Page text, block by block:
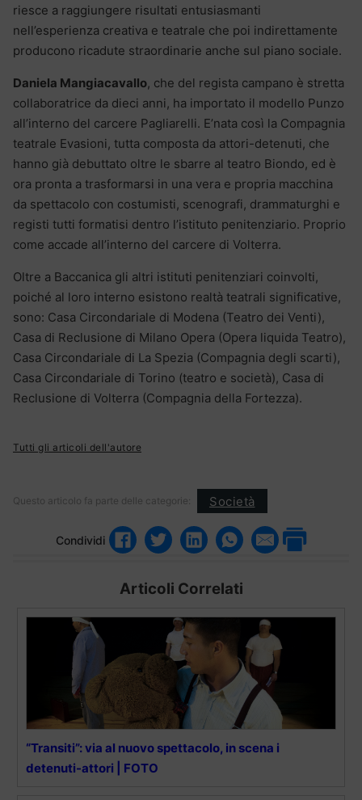
riesce a raggiungere risultati entusiasmanti
nell’esperienza creativa e teatrale che poi indirettamente
producono ricadute straordinarie anche sul piano sociale.
Daniela Mangiacavallo, che del regista campano è stretta
collaboratrice da dieci anni, ha importato il modello Punzo
all’interno del carcere Pagliarelli. E’nata così la Compagnia
teatrale Evasioni, tutta composta da attori-detenuti, che
hanno già debuttato oltre le sbarre al teatro Biondo, ed è
ora pronta a trasformarsi in una vera e propria macchina
da spettacolo con costumisti, scenografi, drammaturghi e
registi tutti formatisi dentro l’istituto penitenziario. Proprio
come accade all’interno del carcere di Volterra.
Oltre a Baccanica gli altri istituti penitenziari coinvolti,
poiché al loro interno esistono realtà teatrali significative,
sono: Casa Circondariale di Modena (Teatro dei Venti),
Casa di Reclusione di Milano Opera (Opera liquida Teatro),
Casa Circondariale di La Spezia (Compagnia degli scarti),
Casa Circondariale di Torino (teatro e società), Casa di
Reclusione di Volterra (Compagnia della Fortezza).
Tutti gli articoli dell'autore
Questo articolo fa parte delle categorie: Società
Condividi
Articoli Correlati
“Transiti”: via al nuovo spettacolo, in scena i
detenuti-attori | FOTO